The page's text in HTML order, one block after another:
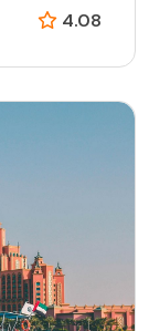
4.08